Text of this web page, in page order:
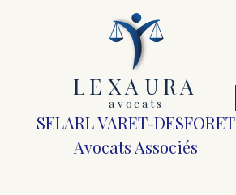
LE XA URA
a v ocats
SELARL VARET-DESFORET
Avocats Associés